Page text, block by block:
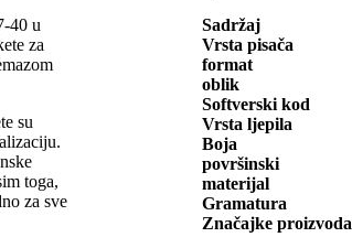
40 u
za
su
toga,
za sve
Sadržaj
Vrsta pisača
format
oblik
Softverski kod
Vrsta ljepila
Boja
površinski
materijal
Gramatura
Značajke proizvoda